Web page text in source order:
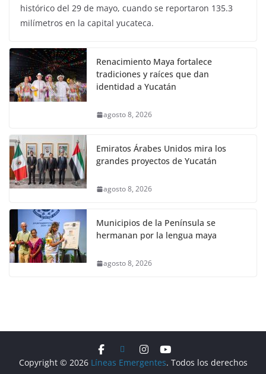
histórico del 29 de mayo, cuando se reportaron 135.3
milímetros en la capital yucateca.
Renacimiento Maya fortalece
tradiciones y raíces que dan
identidad a Yucatán
agosto 8, 2026
Emiratos Árabes Unidos mira los
grandes proyectos de Yucatán
agosto 8, 2026
Municipios de la Península se
hermanan por la lengua maya
agosto 8, 2026
Copyright © 2026 Líneas Emergentes. Todos los derechos